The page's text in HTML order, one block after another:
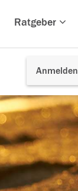
Ratgeber
Anmelden